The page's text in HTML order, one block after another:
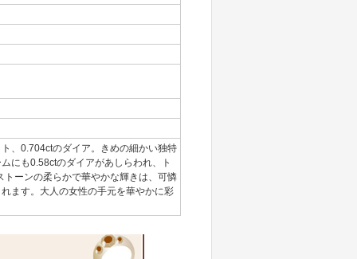
、0.704ctのダイア。きめの細かい独特
にも0.58ctのダイアがあしらわれ、ト
ーンの柔らかで華やかな輝きは、可憐
ます。大人の女性の手元を華やかに彩